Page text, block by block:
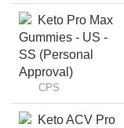
Keto Pro Max
Gummies - US -
SS (Personal
Approval)
CPS
Keto ACV Pro